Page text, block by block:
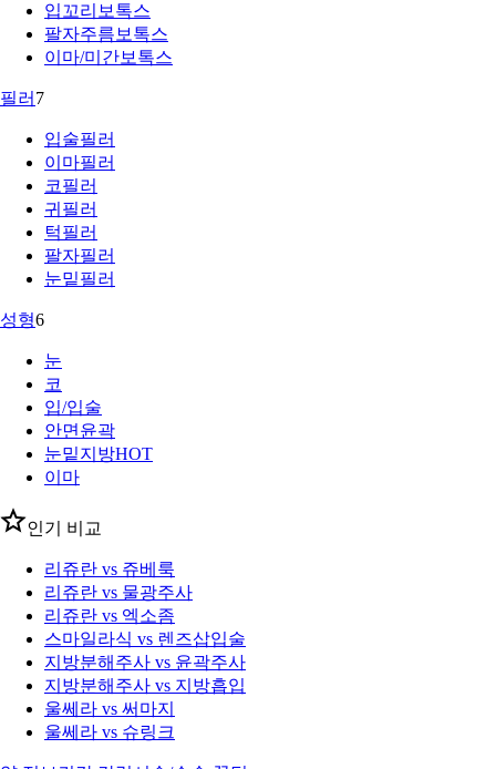
입꼬리보톡스
팔자주름보톡스
이마/미간보톡스
필러 7
입술필러
이마필러
코필러
귀필러
턱필러
팔자필러
눈밑필러
성형6
눈
코
입/입술
안면윤곽
눈밑지방HOT
이마
인기 비교
리쥬란 vs 쥬베룩
리쥬란 vs 물광주사
리쥬란 vs 엑소좀
스마일라식 vs 렌즈삽입술
지방분해주사 vs 윤곽주사
지방분해주사 vs 지방흡입
울쎄라 vs 써마지
울쎄라 vs 슈링크